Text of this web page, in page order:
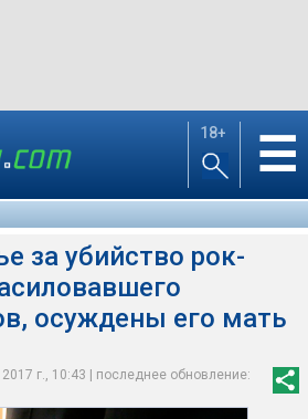
18+ ☰
за убийство рок-
осуждены его мать
г., 10:43 | последнее обновление: